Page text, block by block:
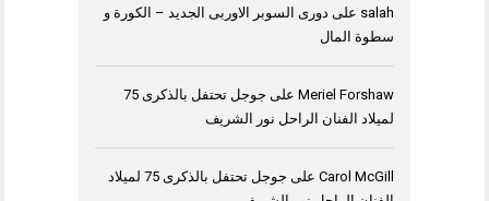
salah على دورى السوبر الاوربى الجديد – الكورة و
سطوة المال
Meriel Forshaw على
جوجل تحتفل بالذكرى 75
لميلاد الفنان الراحل نور الشريف
Carol McGill على
جوجل تحتفل بالذكرى 75 لميلاد